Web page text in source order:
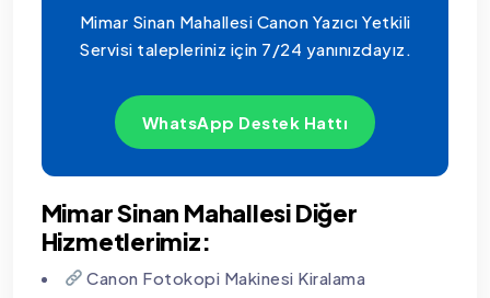
Mimar Sinan Mahallesi Canon Yazıcı Yetkili
Servisi talepleriniz için 7/24 yanınızdayız.
WhatsApp Destek Hattı
Mimar Sinan Mahallesi Diğer
Hizmetlerimiz:
Canon Fotokopi Makinesi Kiralama